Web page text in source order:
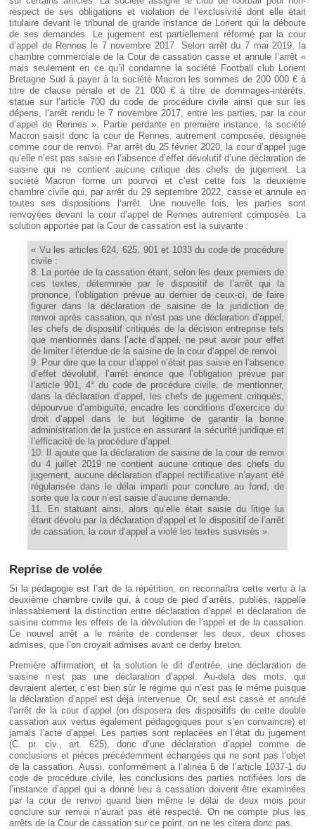
respect de ses obligations et violation de l’exclusivité dont elle était
titulaire devant le tribunal de grande instance de Lorient qui la déboute
de ses demandes. Le jugement est partiellement réformé par la cour
d’appel de Rennes le 7 novembre 2017. Selon arrêt du 7 mai 2019, la
chambre commerciale de la Cour de cassation casse et annule l’arrêt «
mais seulement en ce qu’il condamne la société Football club Lorient
Bretagne Sud à payer à la société Macron les sommes de 200 000 € à
titre de clause pénale et de 21 000 € à titre de dommages-intérêts,
statue sur l’article 700 du code de procédure civile ainsi que sur les
dépens, l’arrêt rendu le 7 novembre 2017, entre les parties, par la cour
d’appel de Rennes ». Partie perdante en première instance, la société
Macron saisit donc la cour de Rennes, autrement composée, désignée
comme cour de renvoi. Par arrêt du 25 février 2020, la cour d’appel juge
qu’elle n’est pas saisie en l’absence d’effet dévolutif d’une déclaration de
saisine qui ne contient aucune critique des chefs de jugement. La
société Macron forme un pourvoi et c’est cette fois la deuxième
chambre civile qui, par arrêt du 29 septembre 2022, casse et annule en
toutes ses dispositions l’arrêt. Une nouvelle fois, les parties sont
renvoyées devant la cour d’appel de Rennes autrement composée. La
solution apportée par la Cour de cassation est la suivante :
« Vu les articles 624, 625, 901 et 1033 du code de procédure
civile :
8. La portée de la cassation étant, selon les deux premiers de
ces textes, déterminée par le dispositif de l’arrêt qui la
prononce, l’obligation prévue au dernier de ceux-ci, de faire
figurer dans la déclaration de saisine de la juridiction de
renvoi après cassation, qui n’est pas une déclaration d’appel,
les chefs de dispositif critiqués de la décision entreprise tels
que mentionnés dans l’acte d’appel, ne peut avoir pour effet
de limiter l’étendue de la saisine de la cour d’appel de renvoi.
9. Pour dire que la cour d’appel n’était pas saisie en l’absence
d’effet dévolutif, l’arrêt énonce que l’obligation prévue par
l’article 901, 4° du code de procédure civile, de mentionner,
dans la déclaration d’appel, les chefs de jugement critiqués,
dépourvue d’ambiguïté, encadre les conditions d’exercice du
droit d’appel dans le but légitime de garantir la bonne
administration de la justice en assurant la sécurité juridique et
l’efficacité de la procédure d’appel.
10. Il ajoute que la déclaration de saisine de la cour de renvoi
du 4 juillet 2019 ne contient aucune critique des chefs du
jugement, aucune déclaration d’appel rectificative n’ayant été
régularisée dans le délai imparti pour conclure au fond, de
sorte que la cour n’est saisie d’aucune demande.
11. En statuant ainsi, alors qu’elle était saisie du litige lui
étant dévolu par la déclaration d’appel et le dispositif de l’arrêt
de cassation, la cour d’appel a violé les textes susvisés ».
Reprise de volée
Si la pédagogie est l’art de la répétition, on reconnaîtra cette vertu à la
deuxième chambre civile qui, à coup de pied d’arrêts, publiés, rappelle
inlassablement la distinction entre déclaration d’appel et déclaration de
saisine comme les effets de la dévolution de l’appel et de la cassation.
Ce nouvel arrêt a le mérite de condenser les deux, deux choses
admises, que l’on croyait admises avant ce derby breton.
Première affirmation, et la solution le dit d’entrée, une déclaration de
saisine n’est pas une déclaration d’appel. Au-delà des mots, qui
devraient alerter, c’est bien sûr le régime qui n’est pas le même puisque
la déclaration d’appel est déjà intervenue. Or, seul est cassé et annulé
l’arrêt de la cour d’appel (on disposera des dispositifs de cette double
cassation aux vertus également pédagogiques pour s’en convaincre) et
jamais l’acte d’appel. Les parties sont replacées en l’état du jugement
(C. pr. civ., art. 625), donc d’une déclaration d’appel comme de
conclusions et pièces précédemment échangées qui ne sont pas l’objet
de la cassation. Aussi, conformément à l’alinéa 6 de l’article 1037-1 du
code de procédure civile, les conclusions des parties notifiées lors de
l’instance d’appel qui a donné lieu à cassation doivent être examinées
par la cour de renvoi quand bien même le délai de deux mois pour
conclure sur renvoi n’aurait pas été respecté. On ne compte plus les
arrêts de la Cour de cassation sur ce point, on ne les citera donc pas.